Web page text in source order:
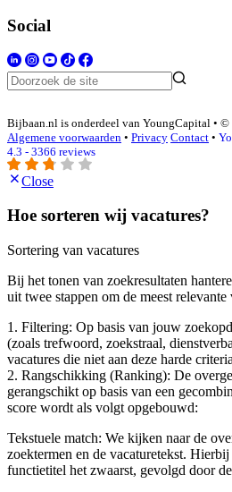
Social
Bijbaan.nl is onderdeel van YoungCapital •
Algemene voorwaarden • Privacy Contact •
4.3 - 3366 reviews
Close
Hoe sorteren wij vacatures?
Sortering van vacatures
Bij het tonen van zoekresultaten
uit twee stappen om de meest relevante
1. Filtering: Op basis van jouw
(zoals trefwoord, zoekstraal,
vacatures die niet aan deze harde
2. Rangschikking (Ranking): De
gerangschikt op basis van een
score wordt als volgt opgebouwd:
Tekstuele match: We kijken naar de
zoektermen en de vacaturetekst.
functietitel het zwaarst, gevolgd door